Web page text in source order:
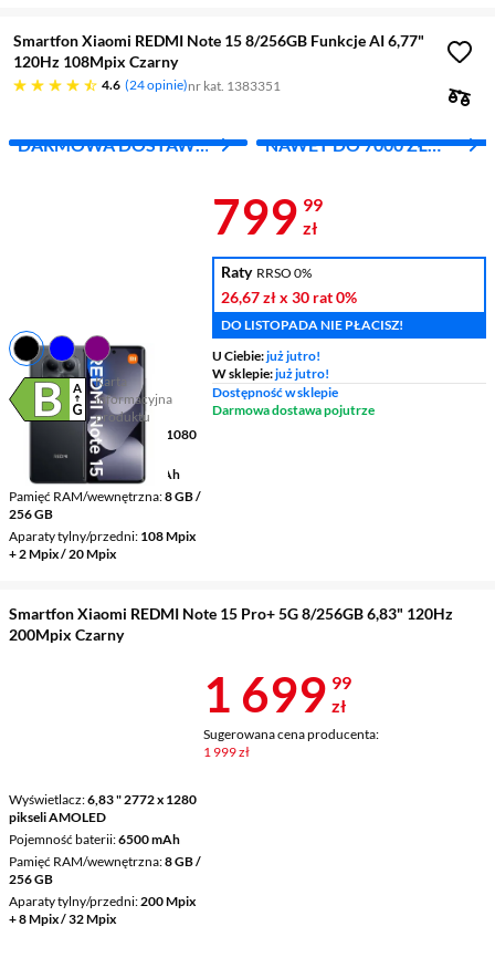
Smartfon Xiaomi REDMI Note 15 8/256GB Funkcje AI 6,77"
120Hz 108Mpix Czarny
4.6
4.6 gwiazdek 24 opinie nr kat. 1383351
DARMOWA DOSTAWA
NAWET DO 7000 ZŁ
Karta
informacyjna
produktu
Plik w formacie pdf
(otworzy się w nowym oknie)
6,77 " 2392 x 1080
pikseli AMOLED
Pojemność baterii 6000 mAh
Pamięć RAM/wewnętrzna 8 GB /
256 GB
Aparaty tylny/przedni 108 Mpix
+ 2 Mpix / 20 Mpix
Cena 799,99
799 99
zł
Raty RRSO 0%
26,67 złx 30 rat0%
DO LISTOPADA NIE PŁACISZ!
U Ciebie:już jutro!
W sklepie:już jutro!
Dostępność w sklepie
Darmowa dostawa pojutrze
Smartfon Xiaomi REDMI Note 15 Pro+ 5G 8/256GB 6,83" 120Hz
200Mpix Czarny
Wyświetlacz 6,83 " 2772 x 1280
pikseli AMOLED
Pojemność baterii 6500 mAh
Pamięć RAM/wewnętrzna 8 GB /
256 GB
Aparaty tylny/przedni 200 Mpix
+ 8 Mpix / 32 Mpix
Cena 1
1 699 99
zł
Sugerowana cena producenta:
1 999 zł